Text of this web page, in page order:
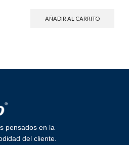
AÑADIR AL CARRITO
pensados en la
del cliente.